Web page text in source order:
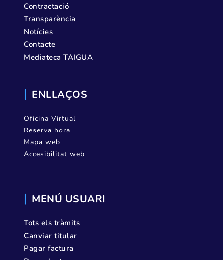
Contractació
Transparència
Notícies
Contacte
Mediateca TAIGUA
ENLLAÇOS
Oficina Virtual
Reserva hora
Mapa web
Accesibilitat web
MENÚ USUARI
Tots els tràmits
Canviar titular
Pagar factura